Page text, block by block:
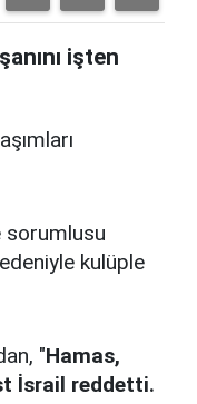
işten
sorumlusu
kulüple
"Hamas,
İsrail reddetti.